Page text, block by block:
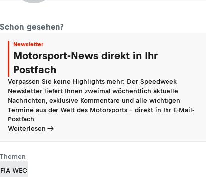
Schon gesehen?
Newsletter
Motorsport-News direkt in Ihr
Postfach
Verpassen Sie keine Highlights mehr: Der Speedweek
Newsletter liefert Ihnen zweimal wöchentlich aktuelle
Nachrichten, exklusive Kommentare und alle wichtigen
Termine aus der Welt des Motorsports - direkt in Ihr E-Mail-
Postfach
Weiterlesen
Themen
FIA WEC